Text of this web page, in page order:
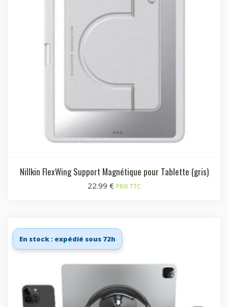
Nillkin FlexWing Support Magnétique pour Tablette (gris)
22.99 € PRIX TTC
En stock : expédié sous 72h